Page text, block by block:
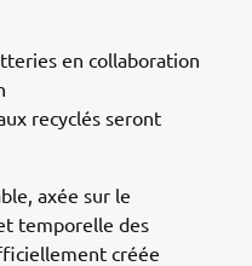
en collaboration
recyclés seront
axée sur le
temporelle des
créée